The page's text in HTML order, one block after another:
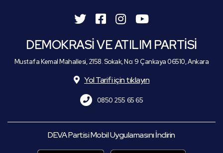
DEMOKRASİ VE ATILIM PARTİSİ
Mustafa Kemal Mahallesi, 2158. Sokak, No: 9 Çankaya 06510, Ankara
Yol Tarifi için tıklayın
0850 255 65 65
DEVA Partisi Mobil Uygulamasını İndirin